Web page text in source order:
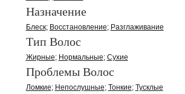
Назначение
Блеск Восстановление Разглаживание
Тип Волос
Жирные Нормальные Сухие
Проблемы Волос
Ломкие Непослушные Тонкие Тусклые